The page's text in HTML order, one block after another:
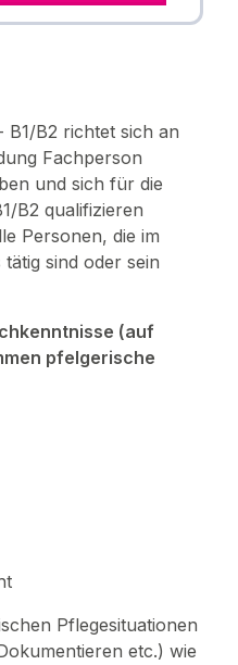
B1/B2 richtet sich an
Fachperson
und sich für die
B2 qualifizieren
Personen, die im
sind oder sein
(auf
pfelgerische
Pflegesituationen
etc.) wie